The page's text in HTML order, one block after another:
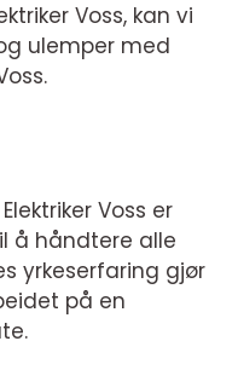
Voss, kan vi
ulemper med
Voss er
å håndtere alle
yrkeserfaring gjør
på en